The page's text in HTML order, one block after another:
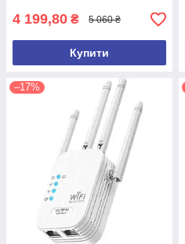
4 199,80 ₴ 5 060 ₴
Купити
–17%